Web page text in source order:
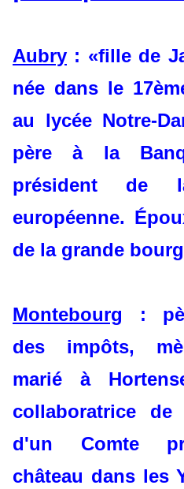
Aubry : «fille de
née dans le
au lycée Notre-
père à la
président de
européenne.
de la grande
Montebourg
:
des impôts,
marié à
collaboratrice
d'un Comte
château dans les